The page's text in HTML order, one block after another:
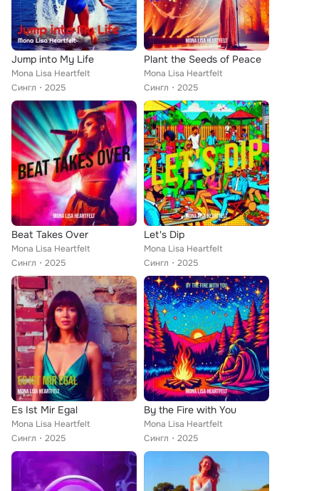
Jump into My Life
Mona Lisa Heartfelt
Сингл
2025
Plant the Seeds of Peace
Mona Lisa Heartfelt
Сингл
2025
Beat Takes Over
Mona Lisa Heartfelt
Сингл
2025
Let's Dip
Mona Lisa Heartfelt
Сингл
2025
Es Ist Mir Egal
Mona Lisa Heartfelt
Сингл
2025
By the Fire with You
Mona Lisa Heartfelt
Сингл
2025